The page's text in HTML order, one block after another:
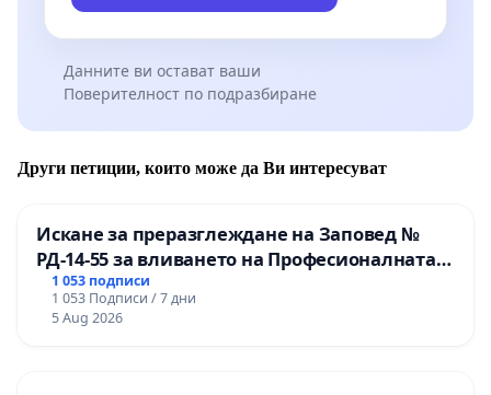
Данните ви остават ваши
Поверителност по подразбиране
Други петиции, които може да Ви интересуват
Искане за преразглеждане на Заповед №
РД-14-55 за вливането на Професионалната
гимназия по промишлени технологии в
Професионалната гимназия по икономика и
мениджмънт – гр. Пазарджик
1 053 подписи
1 053 Подписи / 7 дни
5 Aug 2026